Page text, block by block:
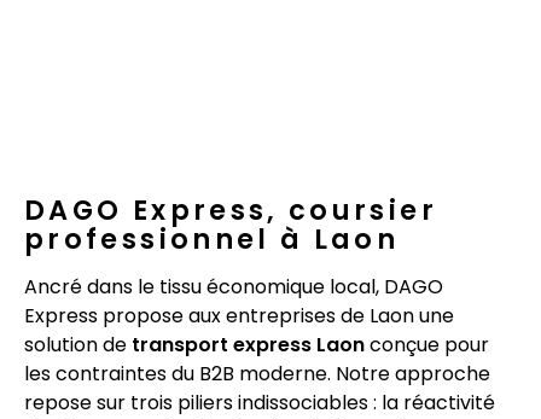
DAGO Express, coursier
professionnel à Laon
Ancré dans le tissu économique local, DAGO
Express propose aux entreprises de Laon une
solution de transport express Laonconçue pour
les contraintes du B2B moderne. Notre approche
repose sur trois piliers indissociables : la réactivité